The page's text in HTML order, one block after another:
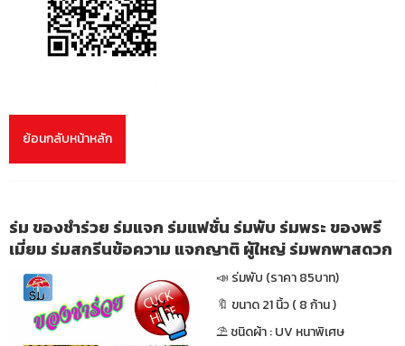
ย้อนกลับหน้าหลัก
ร่ม ของชำร่วย ร่มแจก ร่มแฟชั่น ร่มพับ ร่มพระ ของพรี
เมี่ยม ร่มสกรีนข้อความ แจกญาติ ผู้ใหญ่ ร่มพกพาสดวก
📣 ร่มพับ (ราคา 85บาท)
🔖 ขนาด 21 นิ้ว ( 8 ก้าน )
⛱ ชนิดผ้า : UV หนาพิเศษ